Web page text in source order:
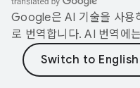
Google은 AI 기술을 사용
로 번역합니다. AI 번역에